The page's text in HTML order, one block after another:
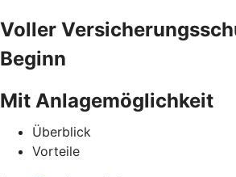
Voller
Beginn
Mit Anlagemöglichkeit
Überblick
Vorteile